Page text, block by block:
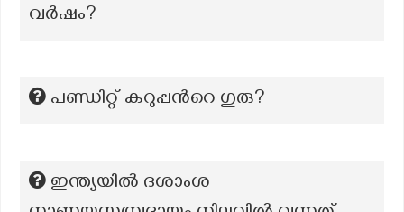
വർഷം?
പണ്ഡിറ്റ് കറുപ്പന്‍റെ ഗുരു?
ഇന്ത്യയിൽ ദശാംശ